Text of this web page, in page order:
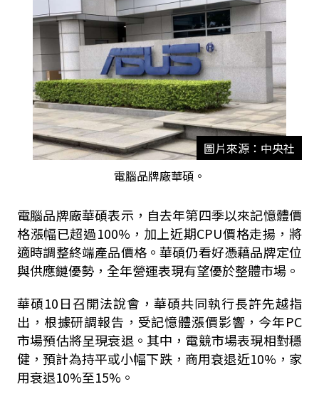
圖片來源：中央社
電腦品牌廠華碩。
電腦品牌廠華碩表示，自去年第四季以來記憶體價
格漲幅已超過100%，加上近期CPU價格走揚，將
適時調整終端產品價格。華碩仍看好憑藉品牌定位
與供應鏈優勢，全年營運表現有望優於整體市場。
華碩10日召開法說會，華碩共同執行長許先越指
出，根據研調報告，受記憶體漲價影響，今年PC
市場預估將呈現衰退。其中，電競市場表現相對穩
健，預計為持平或小幅下跌，商用衰退近10%，家
用衰退10%至15%。